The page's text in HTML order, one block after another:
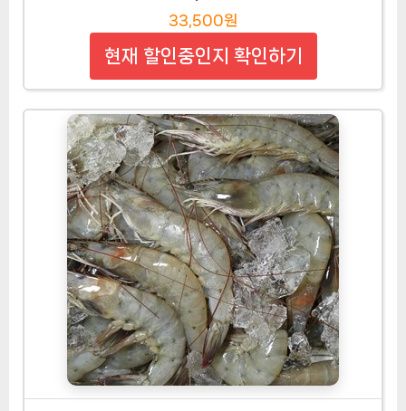
33,500원
현재 할인중인지 확인하기